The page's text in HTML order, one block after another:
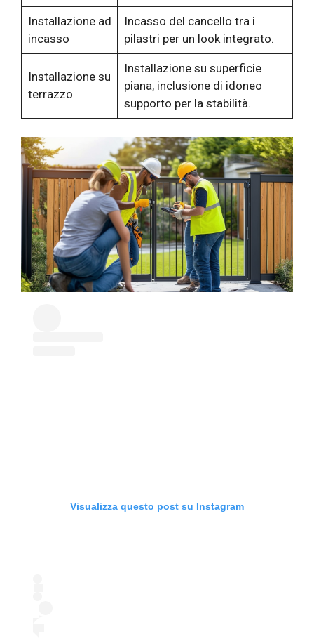
Installazione ad
incasso
Incasso del cancello tra i
pilastri per un look integrato.
Installazione su
terrazzo
Installazione su superficie
piana, inclusione di idoneo
supporto per la stabilità.
Visualizza questo post su Instagram